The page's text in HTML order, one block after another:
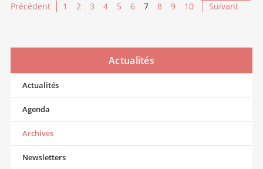
Précédent 1 2 3 4 5 6 7 8 9 10 Suivant
Actualités
Actualités
Agenda
Archives
Newsletters